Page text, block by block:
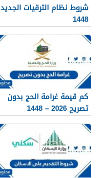
شروط نظام الترقيات الجديد
1448
كم قيمة غرامة الحج بدون
تصريح 2026 – 1448